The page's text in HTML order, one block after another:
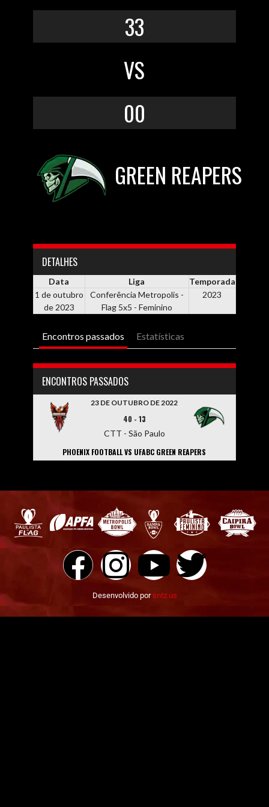
33
VS
00
GREEN REAPERS
DETALHES
Data Liga
Temporada
1 de outubro
de 2023
Conferência Metropolis -
Flag 5x5 - Feminino
2023
Encontros passados Estatísticas
ENCONTROS PASSADOS
23 DE OUTUBRO DE 2022
40 - 13
CTT - São Paulo
PHOENIX FOOTBALL VS UFABC GREEN REAPERS
Desenvolvido porsntz.us